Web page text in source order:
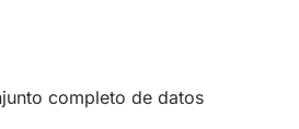
completo de datos